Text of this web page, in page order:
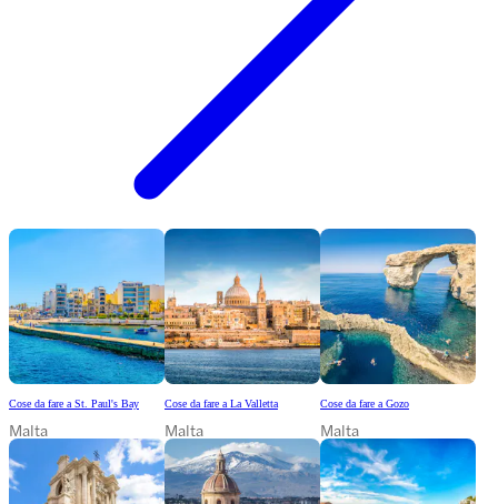
Cose da fare a St. Paul's Bay
Malta
Cose da fare a La Valletta
Malta
Cose da fare a Gozo
Malta